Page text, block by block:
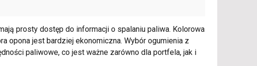
prosty dostęp do informacji o spalaniu paliwa. Kolorowa
opona jest bardziej ekonomiczna. Wybór ogumienia z
paliwowe, co jest ważne zarówno dla portfela, jak i